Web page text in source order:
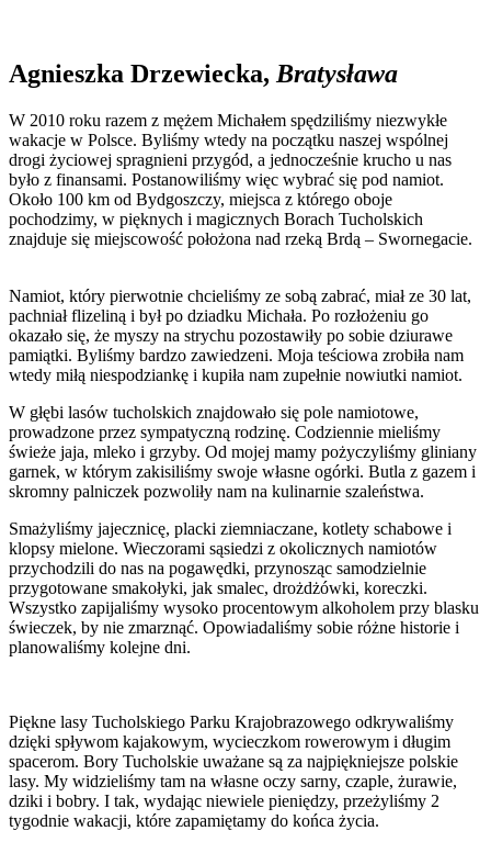
Agnieszka Drzewiecka, Bratysława
W 2010 roku razem z mężem Michałem spędziliśmy niezwykłe
wakacje w Polsce. Byliśmy wtedy na początku naszej wspólnej
drogi życiowej spragnieni przygód, a jednocześnie krucho u nas
było z finansami. Postanowiliśmy więc wybrać się pod namiot.
Około 100 km od Bydgoszczy, miejsca z którego oboje
pochodzimy, w pięknych i magicznych Borach Tucholskich
znajduje się miejscowość położona nad rzeką Brdą – Swornegacie.
Namiot, który pierwotnie chcieliśmy ze sobą zabrać, miał ze 30 lat,
pachniał flizeliną i był po dziadku Michała. Po rozłożeniu go
okazało się, że myszy na strychu pozostawiły po sobie dziurawe
pamiątki. Byliśmy bardzo zawiedzeni. Moja teściowa zrobiła nam
wtedy miłą niespodziankę i kupiła nam zupełnie nowiutki namiot.
W głębi lasów tucholskich znajdowało się pole namiotowe,
prowadzone przez sympatyczną rodzinę. Codziennie mieliśmy
świeże jaja, mleko i grzyby. Od mojej mamy pożyczyliśmy gliniany
garnek, w którym zakisiliśmy swoje własne ogórki. Butla z gazem i
skromny palniczek pozwoliły nam na kulinarnie szaleństwa.
Smażyliśmy jajecznicę, placki ziemniaczane, kotlety schabowe i
klopsy mielone. Wieczorami sąsiedzi z okolicznych namiotów
przychodzili do nas na pogawędki, przynosząc samodzielnie
przygotowane smakołyki, jak smalec, drożdżówki, koreczki.
Wszystko zapijaliśmy wysoko procentowym alkoholem przy blasku
świeczek, by nie zmarznąć. Opowiadaliśmy sobie różne historie i
planowaliśmy kolejne dni.
Piękne lasy Tucholskiego Parku Krajobrazowego odkrywaliśmy
dzięki spływom kajakowym, wycieczkom rowerowym i długim
spacerom. Bory Tucholskie uważane są za najpiękniejsze polskie
lasy. My widzieliśmy tam na własne oczy sarny, czaple, żurawie,
dziki i bobry. I tak, wydając niewiele pieniędzy, przeżyliśmy 2
tygodnie wakacji, które zapamiętamy do końca życia.